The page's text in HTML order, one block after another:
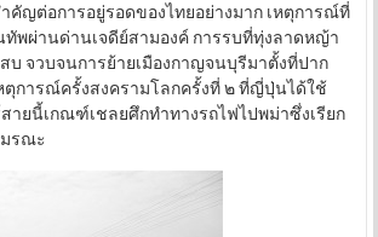
คัญต่อการอยู่รอดของไทยอย่างมาก เหตุการณ์ที่
ทัพผ่านด่านเจดีย์สามองค์ การรบที่ทุ่งลาดหญ้า
บ จวบจนการย้ายเมืองกาญจนบุรีมาตั้งที่ปาก
ตุการณ์ครั้งสงครามโลกครั้งที่ ๒ ที่ญี่ปุ่นได้ใช้
ายนี้เกณฑ์เชลยศึกทำทางรถไฟไปพม่าซึ่งเรียก
มรณะ